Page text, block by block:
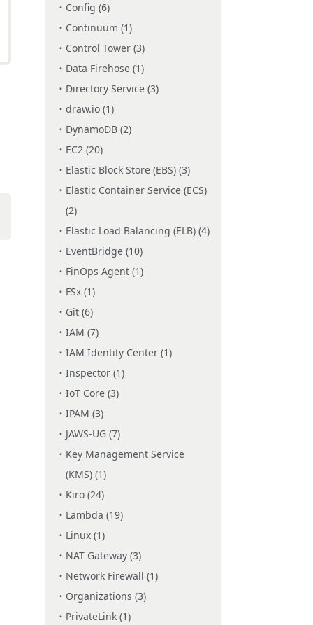
Config (6)
Continuum (1)
Control Tower (3)
Data Firehose (1)
Directory Service (3)
draw.io (1)
DynamoDB (2)
EC2 (20)
Elastic Block Store (EBS) (3)
Elastic Container Service (ECS)
(2)
Elastic Load Balancing (ELB) (4)
EventBridge (10)
FinOps Agent (1)
FSx (1)
Git (6)
IAM (7)
IAM Identity Center (1)
Inspector (1)
IoT Core (3)
IPAM (3)
JAWS-UG (7)
Key Management Service
(KMS) (1)
Kiro (24)
Lambda (19)
Linux (1)
NAT Gateway (3)
Network Firewall (1)
Organizations (3)
PrivateLink (1)